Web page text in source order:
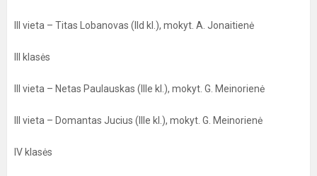
III vieta – Titas Lobanovas (IId kl.), mokyt. A. Jonaitienė
III klasės
III vieta – Netas Paulauskas (IIIe kl.), mokyt. G. Meinorienė
III vieta – Domantas Jucius (IIIe kl.), mokyt. G. Meinorienė
IV klasės